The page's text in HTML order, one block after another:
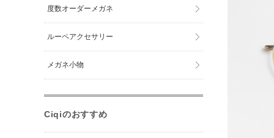
度数オーダーメガネ
ルーペアクセサリー
メガネ小物
Ciqiのおすすめ